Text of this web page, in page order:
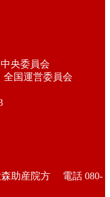
央委員会
全国運営委員会
森助産院方 電話 080-